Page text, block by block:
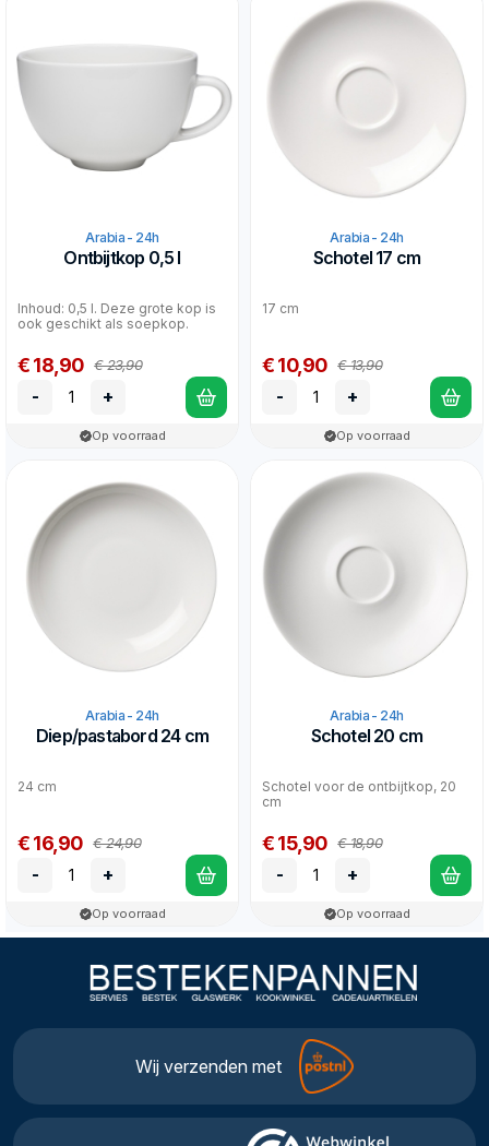
Arabia - 24h
Ontbijtkop 0,5 l
Inhoud: 0,5 l. Deze grote kop is
ook geschikt als soepkop.
€ 18,90 € 23,90
- +
Op voorraad
Arabia - 24h
Schotel 17 cm
17 cm
€ 10,90 € 13,90
- +
Op voorraad
Arabia - 24h
Diep/pastabord 24 cm
24 cm
€ 16,90 € 24,90
- +
Op voorraad
Arabia - 24h
Schotel 20 cm
Schotel voor de ontbijtkop, 20
cm
€ 15,90 € 18,90
- +
Op voorraad
Wij verzenden met